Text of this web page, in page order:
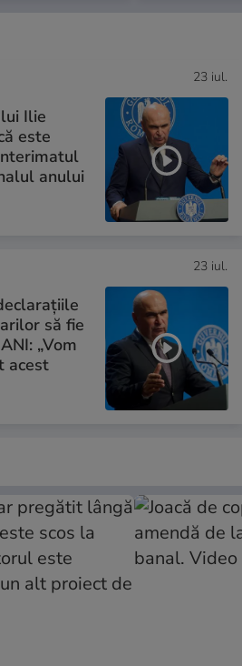
23 iul.
Ilie
este
anului
23 iul.
să fie
„Vom
acest